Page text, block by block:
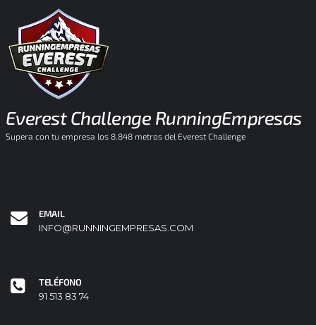
Everest Challenge RunningEmpresas
Supera con tu empresa los 8.848 metros del Everest Challenge
EMAIL
INFO@RUNNINGEMPRESAS.COM
TELÉFONO
91 513 83 74